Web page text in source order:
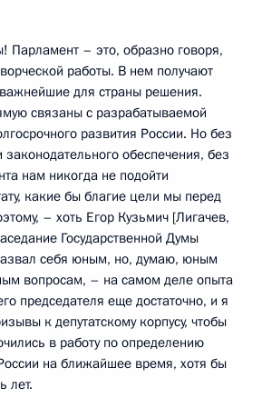
Парламент – это, образно говоря,
работы. В нем получают
для страны решения.
связаны с разрабатываемой
развития России. Но без
законодательного обеспечения, без
нам никогда не подойти
какие бы благие цели мы перед
– хоть Егор Кузьмич [Лигачев,
Государственной Думы
себя юным, но, думаю, юным
вопросам, – на самом деле опыта
председателя еще достаточно, и я
к депутатскому корпусу, чтобы
в работу по определению
на ближайшее время, хотя бы
лет.